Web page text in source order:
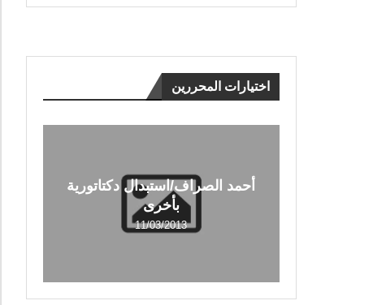
اختيارات المحررين
أحمد الصراف/استبدال دكتاتورية
بأخرى
11/03/2013